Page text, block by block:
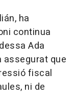
ha
continua
Ada
assegurat que
fiscal
ni de